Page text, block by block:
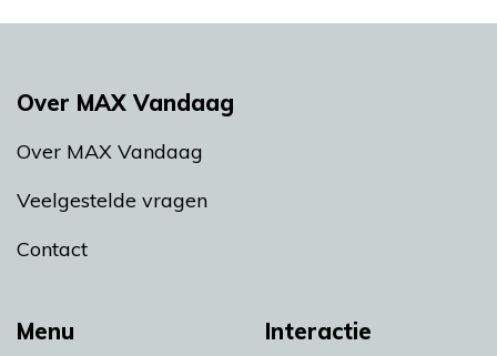
Menu Interactie
Over MAX Vandaag
Over MAX Vandaag
Veelgestelde vragen
Contact